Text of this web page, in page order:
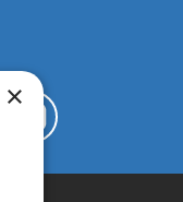
×